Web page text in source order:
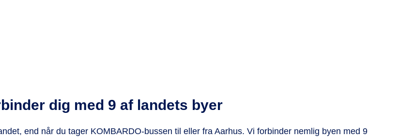
dig med 9 af landets byer
end når du tager KOMBARDO-bussen til eller fra Aarhus. Vi forbinder nemlig byen med 9